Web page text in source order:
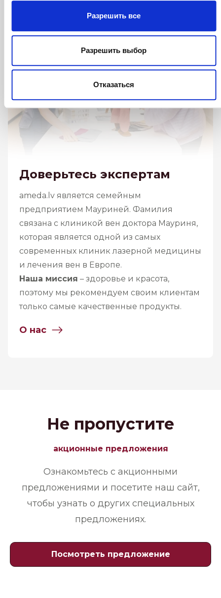
Разрешить все
Разрешить выбор
Отказаться
Доверьтесь экспертам
ameda.lv является семейным
предприятием Мауриней. Фамилия
связана с клиникой вен доктора Мауриня,
которая является одной из самых
современных клиник лазерной медицины
и лечения вен в Европе.
Наша миссия – здоровье и красота,
поэтому мы рекомендуем своим клиентам
только самые качественные продукты.
О нас
Не пропустите
акционные предложения
Ознакомьтесь с акционными
предложениями и посетите наш сайт,
чтобы узнать о других специальных
предложениях.
Посмотреть предложение